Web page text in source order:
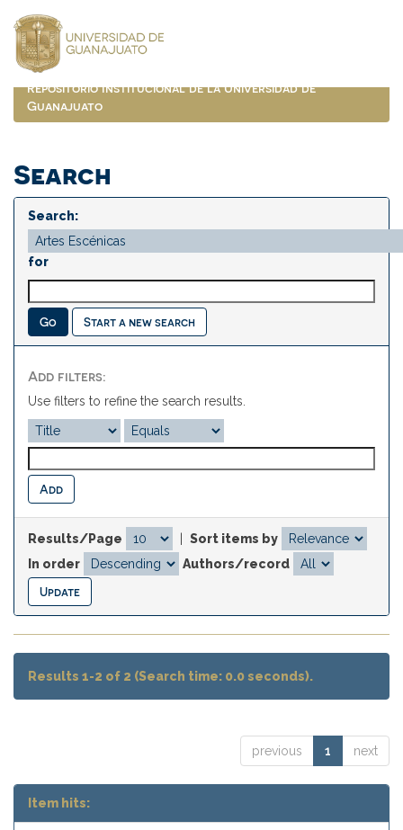
navigation
Repositorio Institucional de la Universidad de
Guanajuato
Search
Search:
for
Start a new search
Add filters:
Use filters to refine the search results.
Results/Page
Sort items by
In order
Authors/record
Results 1-2 of 2 (Search time: 0.0 seconds).
previous 1 next
Item hits: